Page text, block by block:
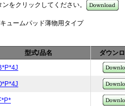
をクリックしてください。
ュームパッド薄物用タイプ
型式/品名 ダウン